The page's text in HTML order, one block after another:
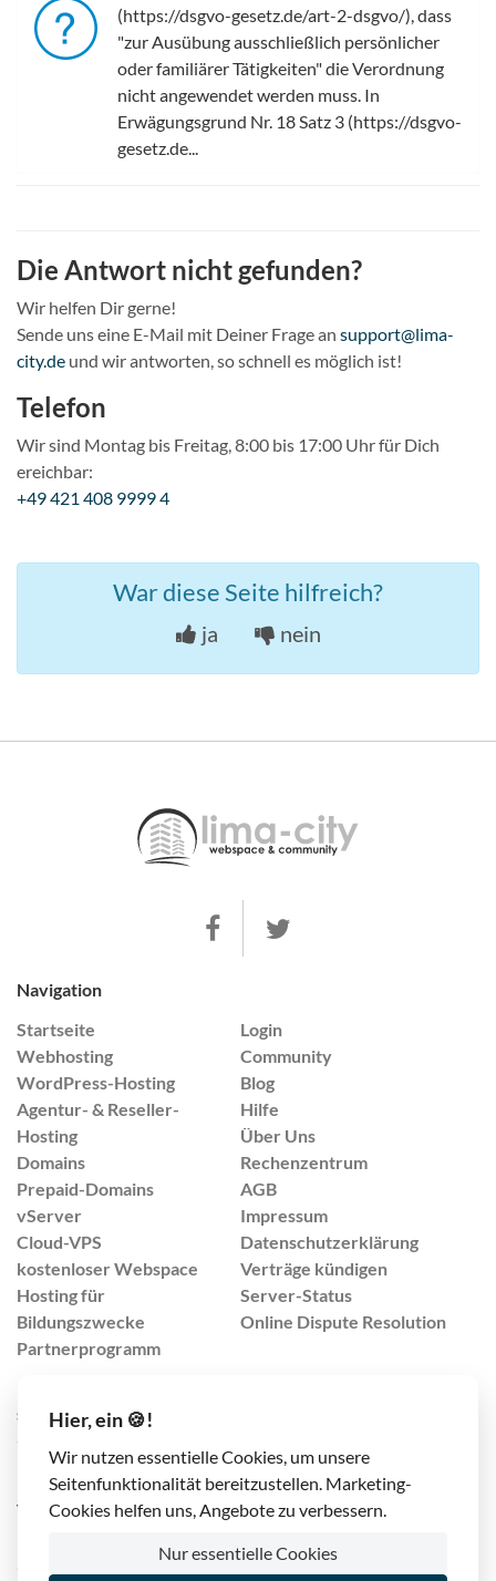
(https://dsgvo-gesetz.de/art-2-dsgvo/), dass
"zur Ausübung ausschließlich persönlicher
oder familiärer Tätigkeiten" die Verordnung
nicht angewendet werden muss. In
Erwägungsgrund Nr. 18 Satz 3 (https://dsgvo-
gesetz.de...
Die Antwort nicht gefunden?
Wir helfen Dir gerne!
Sende uns eine E-Mail mit Deiner Frage an support@lima-
city.de und wir antworten, so schnell es möglich ist!
Telefon
Wir sind Montag bis Freitag, 8:00 bis 17:00 Uhr für Dich
ereichbar:
+49 421 408 9999 4
War diese Seite hilfreich?
ja nein
Navigation
Startseite
Webhosting
WordPress-Hosting
Agentur- & Reseller-
Hosting
Domains
Prepaid-Domains
vServer
Cloud-VPS
kostenloser Webspace
Hosting für
Bildungszwecke
Partnerprogramm
Login
Community
Blog
Hilfe
Über Uns
Rechenzentrum
AGB
Impressum
Datenschutzerklärung
Verträge kündigen
Server-Status
Online Dispute Resolution
support@lima-city.de
+49 421 408 9999 4
(Mo-Fr von 8:00-17:00 Uhr)
TrafficPlex GmbH
28217 Bremen, Deutschland
Hier, ein 🍪!
Wir nutzen essentielle Cookies, um unsere
Seitenfunktionalität bereitzustellen. Marketing-
Cookies helfen uns, Angebote zu verbessern.
Nur essentielle Cookies